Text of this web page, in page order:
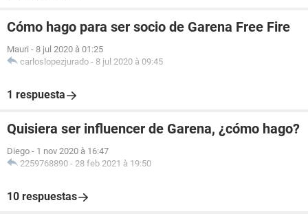
Cómo hago para ser socio de Garena Free Fire
Mauri - 8 jul 2020 à 01:25
carloslopezjurado - 8 jul 2020 à 09:45
1 respuesta
Quisiera ser influencer de Garena, ¿cómo hago?
Diego - 1 nov 2020 à 16:47
2259768890 - 28 feb 2021 à 19:50
10 respuestas